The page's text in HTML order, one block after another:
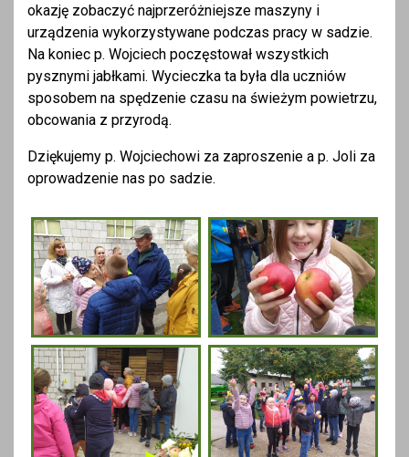
okazję zobaczyć najprzeróżniejsze maszyny i
urządzenia wykorzystywane podczas pracy w sadzie.
Na koniec p. Wojciech poczęstował wszystkich
pysznymi jabłkami. Wycieczka ta była dla uczniów
sposobem na spędzenie czasu na świeżym powietrzu,
obcowania z przyrodą.
Dziękujemy p. Wojciechowi za zaproszenie a p. Joli za
oprowadzenie nas po sadzie.